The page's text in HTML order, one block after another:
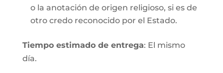
o la anotación de origen religioso, si es de
otro credo reconocido por el Estado.
Tiempo estimado de entrega: El mismo
día.